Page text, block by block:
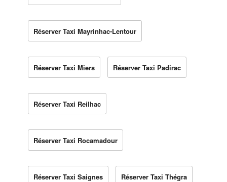
Réserver Taxi Mayrinhac-Lentour
Réserver Taxi Miers Réserver Taxi Padirac
Réserver Taxi Reilhac
Réserver Taxi Rocamadour
Réserver Taxi Saignes Réserver Taxi Thégra